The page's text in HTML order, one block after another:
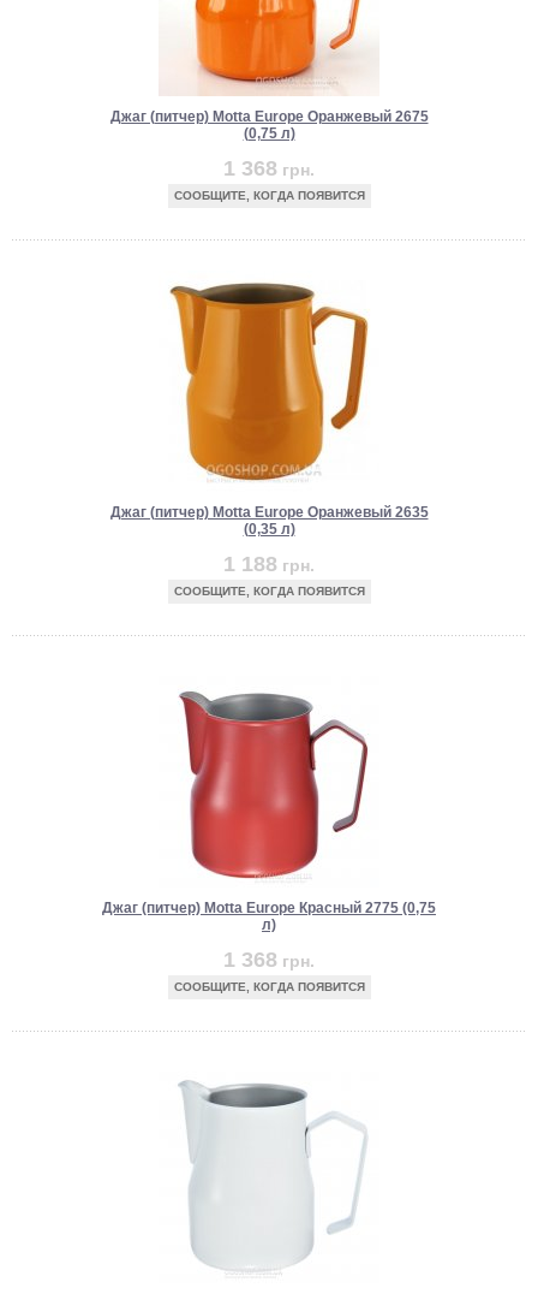
Джаг (питчер) Motta Europe Оранжевый 2675
(0,75 л)
1 368 грн.
СООБЩИТЕ, КОГДА ПОЯВИТСЯ
Джаг (питчер) Motta Europe Оранжевый 2635
(0,35 л)
1 188 грн.
СООБЩИТЕ, КОГДА ПОЯВИТСЯ
Джаг (питчер) Motta Europe Красный 2775 (0,75
л)
1 368 грн.
СООБЩИТЕ, КОГДА ПОЯВИТСЯ